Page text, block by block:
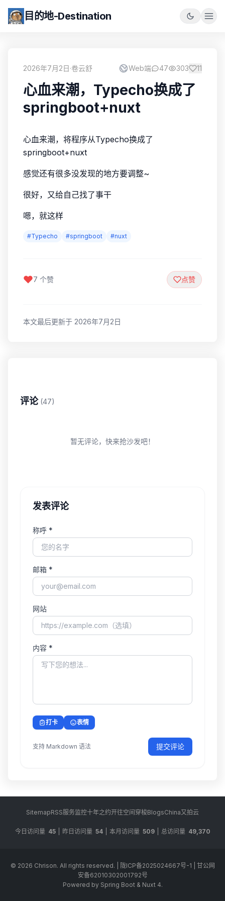
目的地-Destination
2026年7月2日·卷云舒 Web端 47 303 11
心血来潮，Typecho换成了
springboot+nuxt
心血来潮，将程序从Typecho换成了
springboot+nuxt
感觉还有很多没发现的地方要调整~
很好，又给自己找了事干
嗯，就这样
#Typecho #springboot #nuxt
7 个赞 点赞
本文最后更新于 2026年7月2日
评论 (47)
暂无评论，快来抢沙发吧！
发表评论
称呼 *
邮箱 *
网站
内容 *
打卡 表情
支持 Markdown 语法 提交评论
SitemapRSS服务监控十年之约开往空间穿梭BlogsChina又拍云
今日访问量 45 昨日访问量 54 本月访问量 509 总访问量 49,370
© 2026 Chrison. All rights reserved. 陇ICP备2025024667号-1
甘公网
安备62010302001792号
Powered by Spring Boot & Nuxt 4.